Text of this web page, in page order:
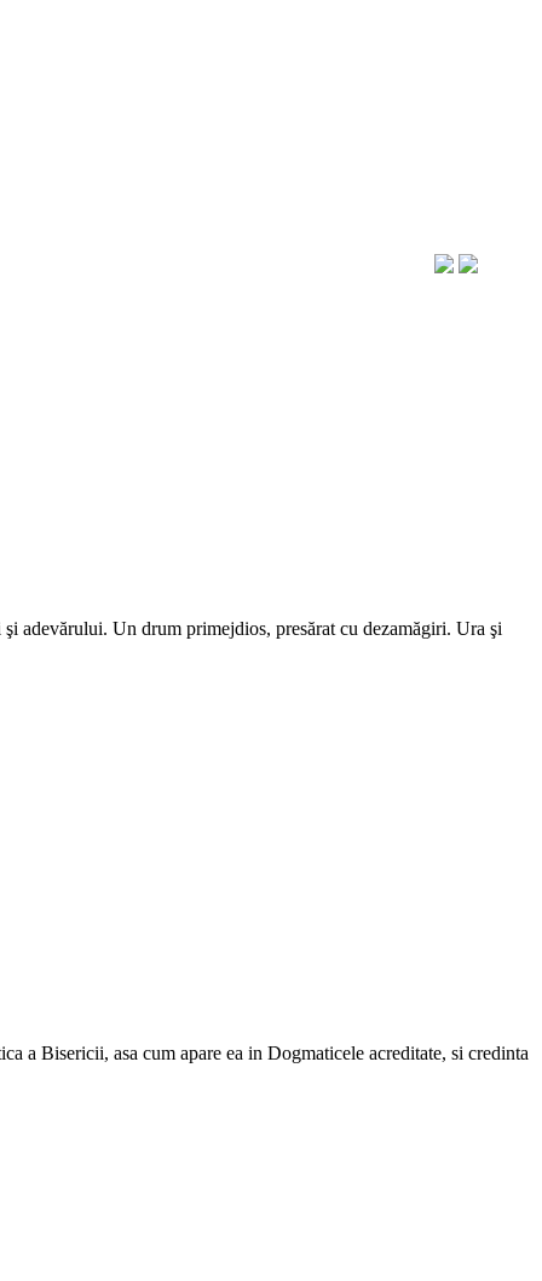
adevărului. Un drum primejdios, presărat cu dezamăgiri. Ura şi
a Bisericii, asa cum apare ea in Dogmaticele acreditate, si credinta